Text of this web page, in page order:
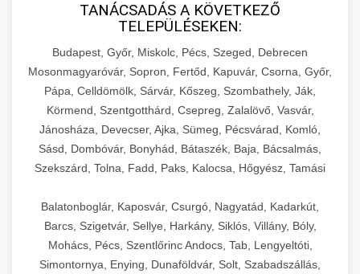
TANÁCSADÁS A KÖVETKEZŐ
TELEPÜLÉSEKEN:
Budapest, Győr, Miskolc, Pécs, Szeged, Debrecen
Mosonmagyaróvár, Sopron, Fertőd, Kapuvár, Csorna, Győr,
Pápa, Celldömölk, Sárvár, Kőszeg, Szombathely, Ják,
Körmend, Szentgotthárd, Csepreg, Zalalövő, Vasvár,
Jánosháza, Devecser, Ajka, Sümeg, Pécsvárad, Komló,
Sásd, Dombóvár, Bonyhád, Bátaszék, Baja, Bácsalmás,
Szekszárd, Tolna, Fadd, Paks, Kalocsa, Hőgyész, Tamási
Balatonboglár, Kaposvár, Csurgó, Nagyatád, Kadarkút,
Barcs, Szigetvár, Sellye, Harkány, Siklós, Villány, Bóly,
Mohács, Pécs, Szentlőrinc Andocs, Tab, Lengyeltóti,
Simontornya, Enying, Dunaföldvár, Solt, Szabadszállás,